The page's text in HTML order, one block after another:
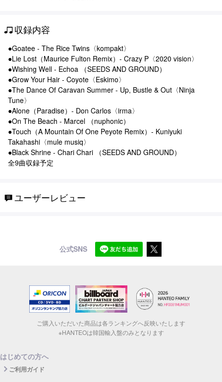
収録内容
●Goatee - The Rice Twins〈kompakt〉
●Lie Lost（Maurice Fulton Remix）- Crazy P〈2020 vision〉
●Wishing Well - Echoa （SEEDS AND GROUND）
●Grow Your Hair - Coyote〈Eskimo〉
●The Dance Of Caravan Summer - Up, Bustle & Out〈Ninja
Tune〉
●Alone（Paradise）- Don Carlos〈irma〉
●On The Beach - Marcel （nuphonic）
●Touch（A Mountain Of One Peyote Remix）- Kuniyuki
Takahashi〈mule musiq〉
●Black Shrine - Chari Chari （SEEDS AND GROUND）
全9曲収録予定
ユーザーレビュー
公式SNS
ご購入いただいた商品は各ランキングへ反映いたします
※HANTEOは韓国輸入盤のみとなります
はじめての方へ
ご利用ガイド